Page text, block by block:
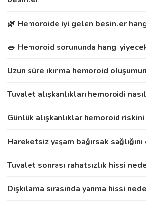
🌿 Hemoroide iyi gelen besinler
🥗 Hemoroid sorununda hangi
Uzun süre ıkınma hemoroid
Tuvalet alışkanlıkları hemoroidi
Günlük alışkanlıklar hemoroid
Hareketsiz yaşam bağırsak
Tuvalet sonrası rahatsızlık hissi
Dışkılama sırasında yanma hissi